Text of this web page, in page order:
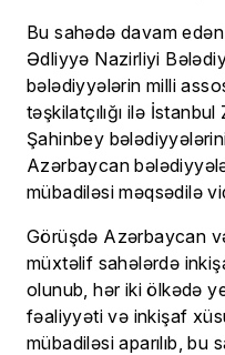
Bu sahədə davam
Ədliyyə Nazirliyi
bələdiyyələrin milli
təşkilatçılığı ilə
Şahinbey
Azərbaycan
mübadiləsi məqsədilə
Görüşdə Azərbaycan
müxtəlif sahələrdə
olunub, hər iki ölkədə
fəaliyyəti və inkişaf
mübadiləsi aparılıb, bu